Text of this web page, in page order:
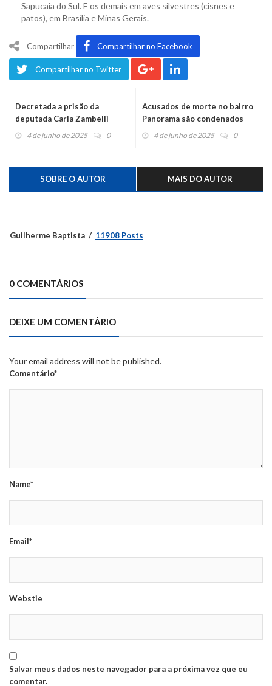
Sapucaia do Sul. E os demais em aves silvestres (cisnes e
patos), em Brasília e Minas Gerais.
Compartilhar Compartilhar no Facebook
Compartilhar no Twitter
Decretada a prisão da
deputada Carla Zambelli
4 de junho de 2025 0
Acusados de morte no bairro
Panorama são condenados
4 de junho de 2025 0
SOBRE O AUTOR MAIS DO AUTOR
Guilherme Baptista 11908 Posts
0 COMENTÁRIOS
DEIXE UM COMENTÁRIO
Your email address will not be published.
Comentário*
Name*
Email*
Webstie
Salvar meus dados neste navegador para a próxima vez que eu
comentar.